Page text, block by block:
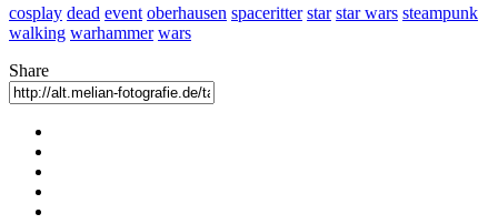
cosplay dead event oberhausen spaceritter star star wars steampunk
walking warhammer wars
Share